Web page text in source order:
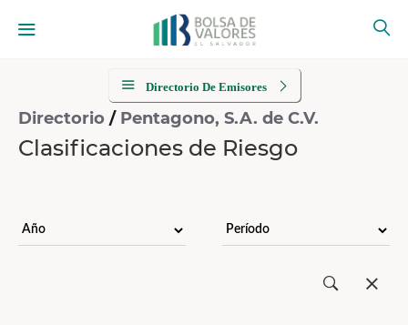
Directorio De Emisores
Directorio / Pentagono, S.A. de C.V.
Clasificaciones de Riesgo